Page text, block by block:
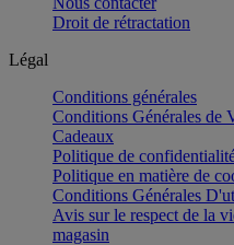
Droit de rétractation
Légal
Conditions générales
Conditions Générales de
Cadeaux
Politique de
Politique en matière de
Conditions Générales
Avis sur le respect de la
magasin